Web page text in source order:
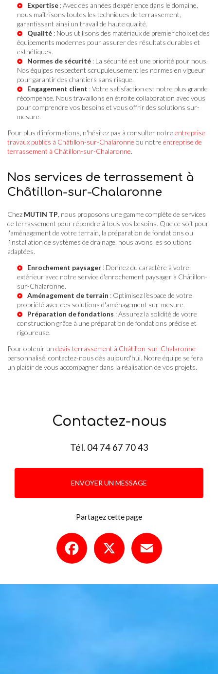
Expertise : Avec des années d'expérience dans le domaine,
nous maîtrisons toutes les techniques de terrassement,
garantissant ainsi un travail de haute qualité.
Qualité : Nous utilisons des matériaux de premier choix et des
équipements modernes pour assurer des résultats durables et
esthétiques.
Normes de sécurité : La sécurité est une priorité pour nous.
Nos équipes respectent scrupuleusement les normes en vigueur
pour garantir des chantiers sans risque.
Engagement client : Votre satisfaction est notre plus grande
récompense. Nous travaillons en étroite collaboration avec vous
pour comprendre vos besoins et vous offrir des solutions sur-
mesure.
Pour plus d'informations, n'hésitez pas à consulter notre entreprise
travaux publics à Châtillon-sur-Chalaronne ou notre entreprise de
terrassement à Châtillon-sur-Chalaronne.
Nos services de terrassement à
Châtillon-sur-Chalaronne
Chez MUTIN TP , nous proposons une gamme complète de services
de terrassement pour répondre à tous vos besoins. Que ce soit pour
l'aménagement de votre terrain, la préparation de fondations ou
l'installation de systèmes de drainage, nous avons les solutions
adaptées.
Enrochement paysager : Donnez du caractère à votre
extérieur avec notre service d'enrochement paysager à Châtillon-
sur-Chalaronne.
Aménagement de terrain : Optimisez l'espace de votre
propriété avec des solutions d'aménagement sur-mesure.
Préparation de fondations : Assurez la solidité de votre
construction grâce à une préparation de fondations précise et
rigoureuse.
Pour obtenir un devis terrassement à Châtillon-sur-Chalaronne
personnalisé, contactez-nous dès aujourd'hui. Notre équipe se fera
un plaisir de vous accompagner dans la réalisation de vos projets.
Contactez-nous
Tél. 04 74 67 70 43
ENVOYER UN MESSAGE
Partagez cette page
Facebook